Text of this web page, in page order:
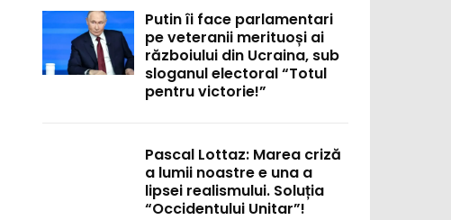
Putin îi face parlamentari
pe veteranii merituoși ai
războiului din Ucraina, sub
sloganul electoral “Totul
pentru victorie!”
Pascal Lottaz: Marea criză
a lumii noastre e una a
lipsei realismului. Soluția
“Occidentului Unitar”!